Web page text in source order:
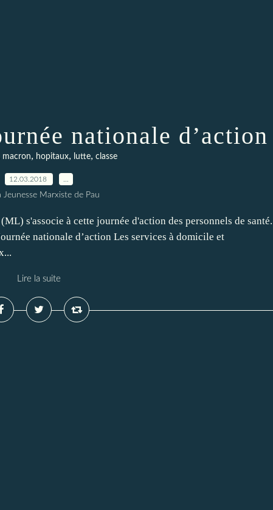
nationale d’action
macron, hopitaux, lutte, classe
12.03.2018
Jeunesse Marxiste de Pau
s'associe à cette journée d'action des personnels de santé.
nationale d’action Les services à domicile et
Lire la suite